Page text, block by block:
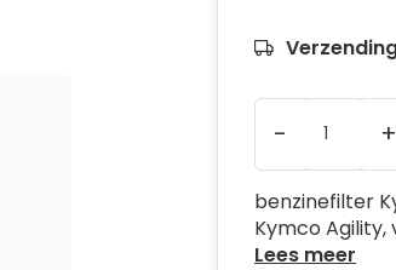
- +
benzinefilter
Kymco Agility,
Lees meer